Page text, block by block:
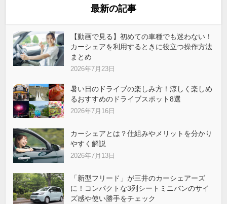
最新の記事
【動画で見る】初めての車種でも迷わない！
カーシェアを利用するときに役立つ操作方法
まとめ
2026年7月23日
暑い日のドライブの楽しみ方！涼しく楽しめ
るおすすめのドライブスポット8選
2026年7月16日
カーシェアとは？仕組みやメリットを分かり
やすく解説
2026年7月13日
「新型フリード」が三井のカーシェアーズ
に！コンパクトな3列シートミニバンのサイ
ズ感や使い勝手をチェック